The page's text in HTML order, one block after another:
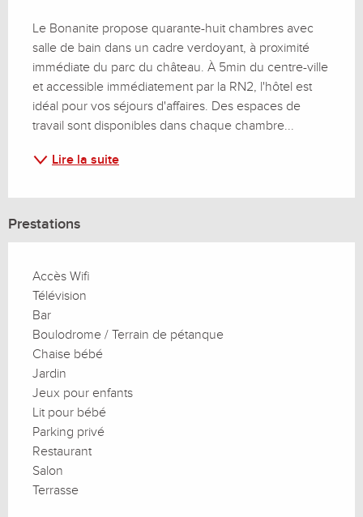
Le Bonanite propose quarante-huit chambres avec
salle de bain dans un cadre verdoyant, à proximité
immédiate du parc du château. À 5min du centre-ville
et accessible immédiatement par la RN2, l'hôtel est
idéal pour vos séjours d'affaires. Des espaces de
travail sont disponibles dans chaque chambre...
Lire la suite
Prestations
Accès Wifi
Télévision
Bar
Boulodrome / Terrain de pétanque
Chaise bébé
Jardin
Jeux pour enfants
Lit pour bébé
Parking privé
Restaurant
Salon
Terrasse